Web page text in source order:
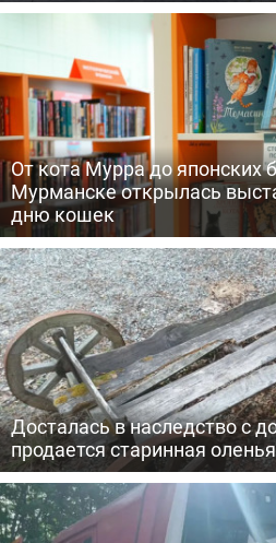
От кота Мурра до японских
Мурманске открылась
дню кошек
Досталась в наследство с
продается старинная